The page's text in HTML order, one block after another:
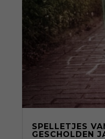
SPELLETJES
GESCHOLDEN